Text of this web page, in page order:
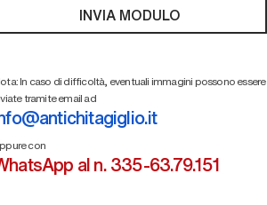
In caso di difficoltà, eventuali immagini possono essere
tramite email ad
con
al n. 335-63.79.151